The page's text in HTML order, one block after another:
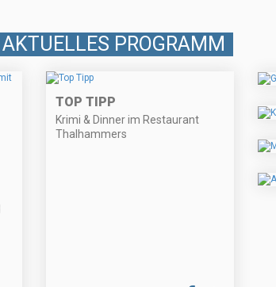
AKTUELLES PROGRAMM
TOP TIPP
Krimi & Dinner im Restaurant
Thalhammers